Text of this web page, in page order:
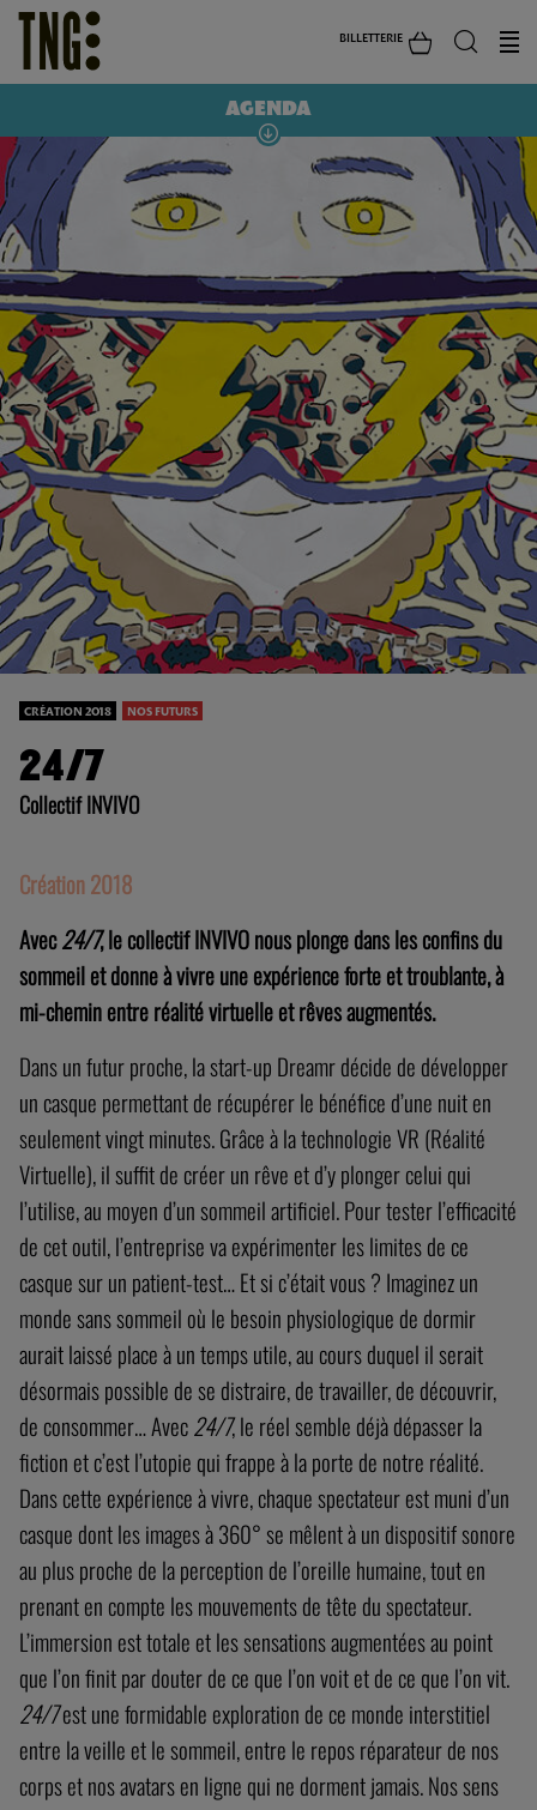
BILLETTERIE
AGENDA
CRÉATION 2018 NOS FUTURS
24/7
Collectif INVIVO
Création 2018
Avec24/7, le collectif INVIVO nous plonge dans les confins du
sommeil et donne à vivre une expérience forte et troublante,à
mi-chemin entre réalité virtuelle et rêves augmentés.
Dans un futur proche, la start-up Dreamr décide de développer
un casque permettant de récupérer le bénéfice d’une nuit en
seulement vingt minutes. Grâce à la technologie VR (Réalité
Virtuelle), il suffit de créer un rêve et d’y plonger celui qui
l’utilise, au moyen d’un sommeil artificiel. Pour tester l’efficacité
de cet outil, l’entreprise va expérimenter les limites de ce
casque sur un patient-test… Et si c’était vous ? Imaginez un
monde sans sommeil où le besoin physiologique de dormir
aurait laissé place à un temps utile, au cours duquel il serait
désormais possible de se distraire, de travailler, de découvrir,
de consommer… Avec24/7, le réel semble déjà dépasser la
fiction et c’est l’utopie qui frappe à la porte de notre réalité.
Dans cette expérience à vivre, chaque spectateur est muni d’un
casque dont les images à 360° se mêlent à un dispositif sonore
au plus proche de la perception de l’oreille humaine, tout en
prenant en compte les mouvements de tête du spectateur.
L’immersion est totale et les sensations augmentées au point
que l’on finit par douter de ce que l’on voit et de ce que l’on vit.
24/7est une formidable exploration de ce monde interstitiel
entre la veille et le sommeil, entre le repos réparateur de nos
corps et nos avatars en ligne qui ne dorment jamais. Nos sens